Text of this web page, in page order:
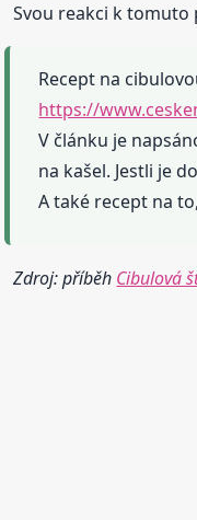
Svou reakci k tomuto
Recept na
https://
V článku je
na kašel. Jestli je
A také recept na
Zdroj: příběh Cibulová